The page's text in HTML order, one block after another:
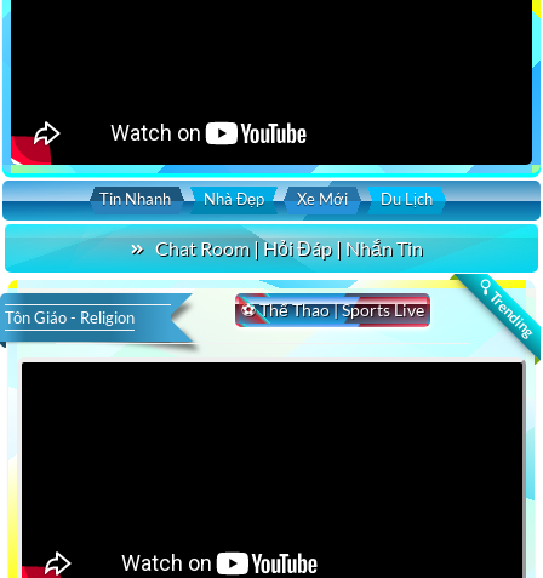
Tin Nhanh Nhà Đẹp Xe Mới Du Lịch
Chat Room | Hỏi Đáp | Nhắn Tin
🔍 Trending
⚽ Thể Thao | Sports Live
Tôn Giáo - Religion